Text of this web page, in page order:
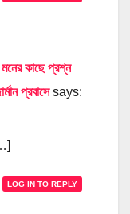
কাছে প্রশ্ন
প্রবাসে says:
LOG IN TO REPLY